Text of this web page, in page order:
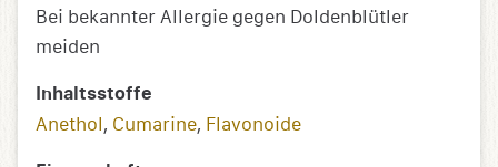
Bei bekannter Allergie gegen Doldenblütler
meiden
Inhaltsstoffe
Anethol , Cumarine, Flavonoide